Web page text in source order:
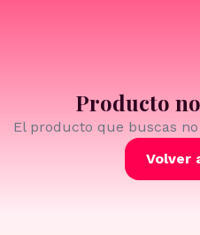
Producto
El producto que buscas
Volver